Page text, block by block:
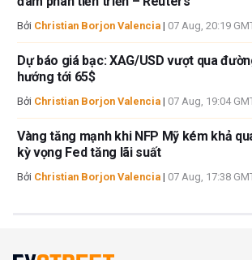
Bởi Christian Borjon Valencia | 07 Aug, 20:19
Dự báo giá bạc: XAG/USD vượt qua
hướng tới 65$
Bởi Christian Borjon Valencia | 07 Aug, 19:04
Vàng tăng mạnh khi NFP Mỹ kém khả
kỳ vọng Fed tăng lãi suất
Bởi Christian Borjon Valencia | 07 Aug, 17:38